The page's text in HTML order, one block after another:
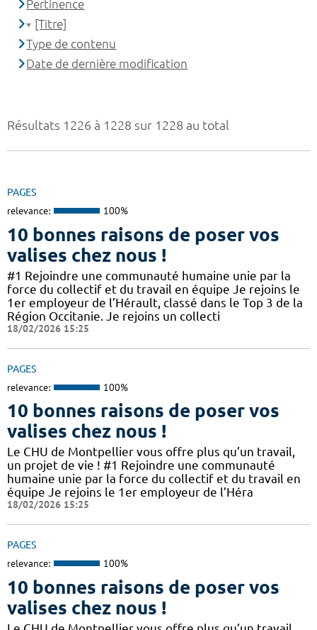
Résultats 1226 à 1228 sur 1228 au total
PAGES
relevance: 100%
10 bonnes raisons de poser vos
valises chez nous !
#1 Rejoindre une communauté humaine unie par la
force du collectif et du travail en équipe Je rejoins le
1er employeur de l’Hérault, classé dans le Top 3 de la
Région Occitanie. Je rejoins un collecti
18/02/2026 15:25
PAGES
relevance: 100%
10 bonnes raisons de poser vos
valises chez nous !
Le CHU de Montpellier vous offre plus qu’un travail,
un projet de vie ! #1 Rejoindre une communauté
humaine unie par la force du collectif et du travail en
équipe Je rejoins le 1er employeur de l’Héra
18/02/2026 15:25
PAGES
relevance: 100%
10 bonnes raisons de poser vos
valises chez nous !
Pertinence
[Titre]
Type de contenu
Date de dernière modification